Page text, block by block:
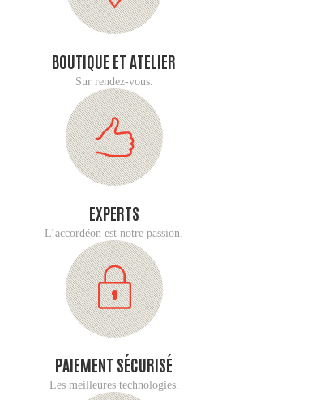
BOUTIQUE ET ATELIER
Sur rendez-vous.
EXPERTS
L’accordéon est notre passion.
PAIEMENT SÉCURISÉ
Les meilleures technologies.